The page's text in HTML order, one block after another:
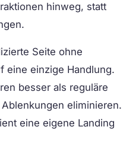
hinweg, statt
Seite ohne
eine einzige Handlung.
besser als reguläre
eliminieren.
eine eigene Landing